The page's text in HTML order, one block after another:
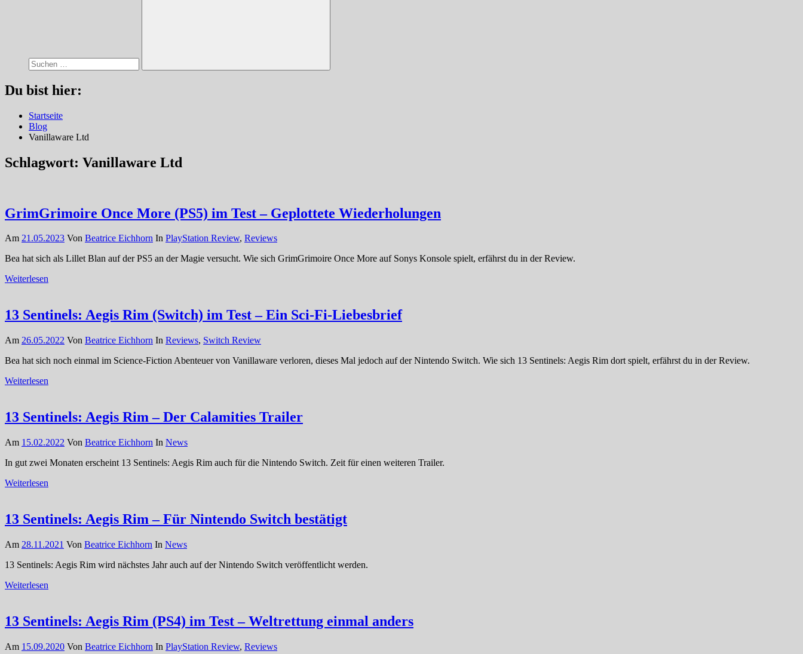
Suchen
Du bist hier:
Startseite
Blog
Vanillaware Ltd
Schlagwort: Vanillaware Ltd
GrimGrimoire Once More (PS5) im Test – Geplottete Wiederholungen
Am 21.05.2023 Von Beatrice Eichhorn In PlayStation Review, Reviews
Bea hat sich als Lillet Blan auf der PS5 an der Magie versucht. Wie sich GrimGrimoire Once More auf Sonys Konsole spielt, erfährst du in der Review.
Weiterlesen
13 Sentinels: Aegis Rim (Switch) im Test – Ein Sci-Fi-Liebesbrief
Am 26.05.2022 Von Beatrice Eichhorn In Reviews, Switch Review
Bea hat sich noch einmal im Science-Fiction Abenteuer von Vanillaware verloren, dieses Mal jedoch auf der Nintendo Switch. Wie sich 13 Sentinels: Aegis Rim dort spielt, erfährst du in der Review.
Weiterlesen
13 Sentinels: Aegis Rim – Der Calamities Trailer
Am 15.02.2022 Von Beatrice Eichhorn In News
In gut zwei Monaten erscheint 13 Sentinels: Aegis Rim auch für die Nintendo Switch. Zeit für einen weiteren Trailer.
Weiterlesen
13 Sentinels: Aegis Rim – Für Nintendo Switch bestätigt
Am 28.11.2021 Von Beatrice Eichhorn In News
13 Sentinels: Aegis Rim wird nächstes Jahr auch auf der Nintendo Switch veröffentlicht werden.
Weiterlesen
13 Sentinels: Aegis Rim (PS4) im Test – Weltrettung einmal anders
Am 15.09.2020 Von Beatrice Eichhorn In PlayStation Review, Reviews